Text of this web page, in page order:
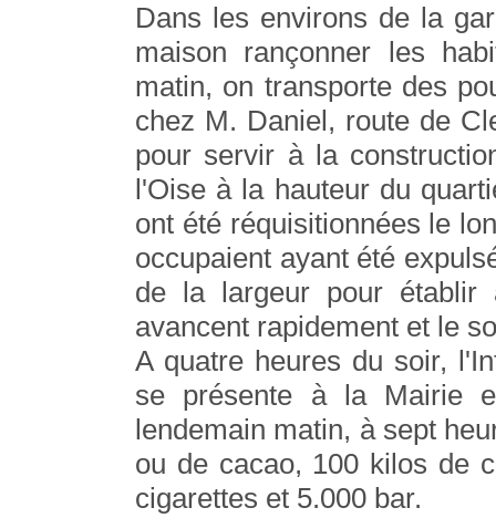
Dans les environs de la
maison rançonner les
matin, on transporte des
chez M. Daniel, route de
pour servir à la
l'Oise à la hauteur du
ont été réquisitionnées le
occupaient ayant été
de la largeur pour établir
avancent rapidement et le
A quatre heures du soir,
se présente à la Mairie
lendemain matin, à sept
ou de cacao, 100 kilos de
cigarettes et 5.000 bar.